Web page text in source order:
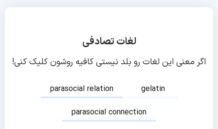
لغات تصادفی
اگر معنی این لغات رو بلد نیستی کافیه روشون کلیک کنی!
parasocial relation
gelatin
parasocial connection